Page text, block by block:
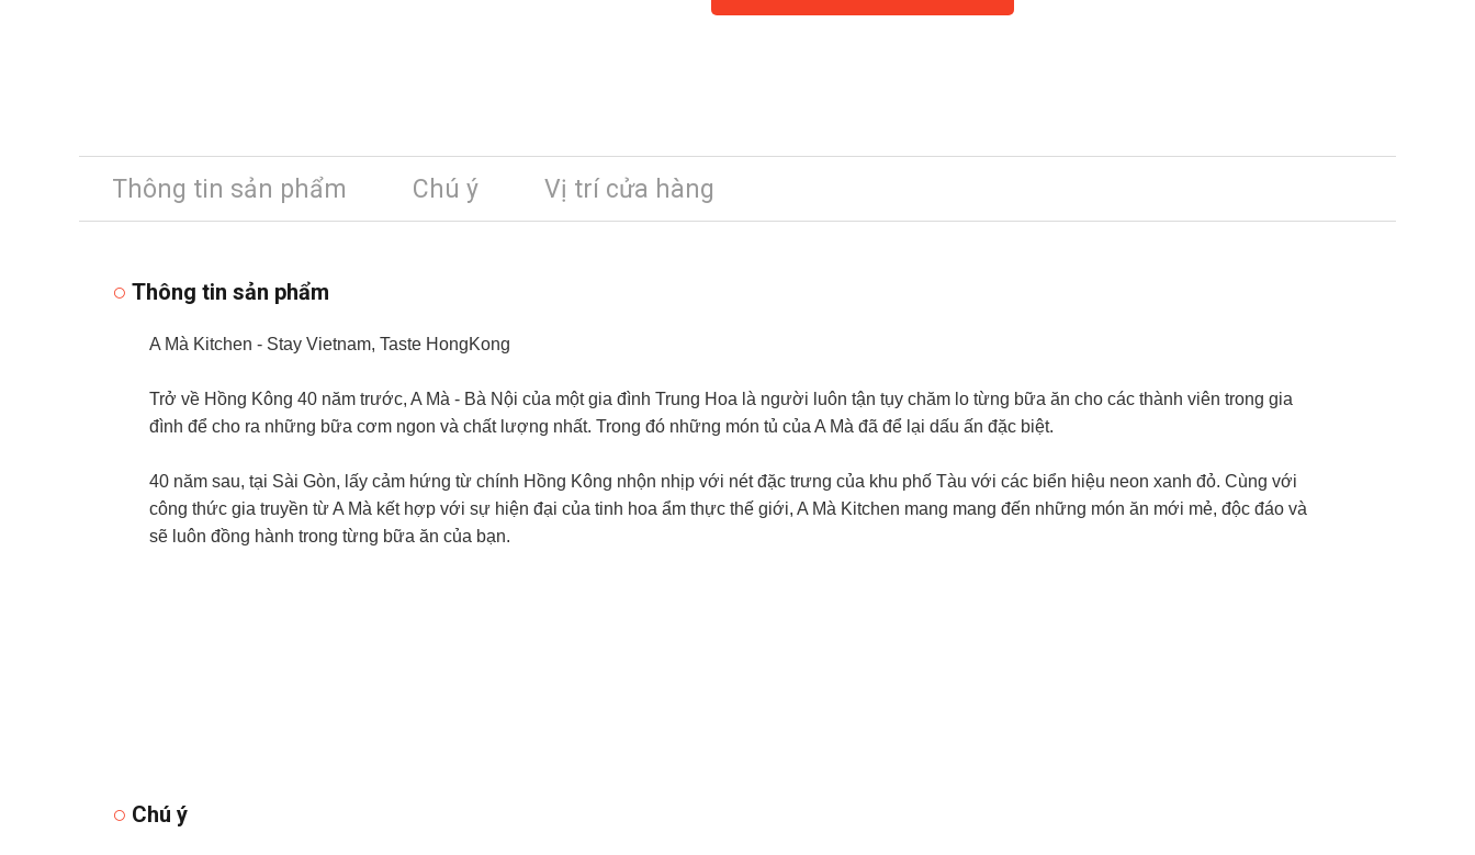
Thông tin sản phẩm Chú ý Vị trí cửa hàng
Thông tin sản phẩm
A Mà Kitchen - Stay Vietnam, Taste HongKong
Trở về Hồng Kông 40 năm trước, A Mà - Bà Nội của một gia đình Trung Hoa là người luôn tận tụy chăm lo từng bữa ăn cho các thành viên trong gia
đình để cho ra những bữa cơm ngon và chất lượng nhất. Trong đó những món tủ của A Mà đã để lại dấu ấn đặc biệt.
40 năm sau, tại Sài Gòn, lấy cảm hứng từ chính Hồng Kông nhộn nhịp với nét đặc trưng của khu phố Tàu với các biển hiệu neon xanh đỏ. Cùng với
công thức gia truyền từ A Mà kết hợp với sự hiện đại của tinh hoa ẩm thực thế giới, A Mà Kitchen mang mang đến những món ăn mới mẻ, độc đáo và
sẽ luôn đồng hành trong từng bữa ăn của bạn.
Chú ý